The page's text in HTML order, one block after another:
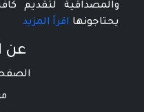
والمصداقية لتقديم
يحتاجونها اقرأ المزيد
عن